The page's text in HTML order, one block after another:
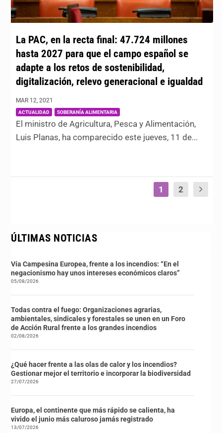
La PAC, en la recta final: 47.724 millones
hasta 2027 para que el campo español se
adapte a los retos de sostenibilidad,
digitalización, relevo generacional e igualdad
MAR 12, 2021
ACTUALIDAD SOBERANÍA ALIMENTARIA
El ministro de Agricultura, Pesca y Alimentación,
Luis Planas, ha comparecido este jueves, 11 de...
1 2
ÚLTIMAS NOTICIAS
Vía Campesina Europea, frente a los incendios: “En el
negacionismo hay unos intereses económicos claros”
05/08/2026
Todas contra el fuego: Organizaciones agrarias,
ambientales, sindicales y forestales se unen en un Foro
de Acción Rural frente a los grandes incendios
02/08/2026
¿Qué hacer frente a las olas de calor y los incendios?
Gestionar mejor el territorio e incorporar la biodiversidad
27/07/2026
Europa, el continente que más rápido se calienta, ha
vivido el junio más caluroso jamás registrado
13/07/2026